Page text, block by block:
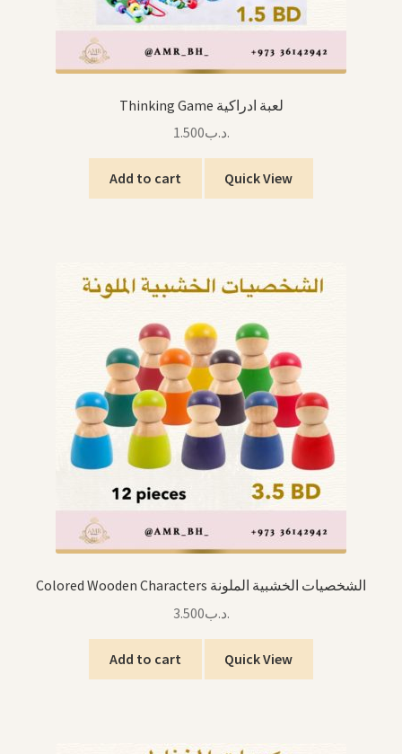
Thinking Game لعبة ادراكية
.د.ب1.500
Add to cart Quick View
Colored Wooden Characters الشخصيات الخشبية الملونة
.د.ب3.500
Add to cart Quick View